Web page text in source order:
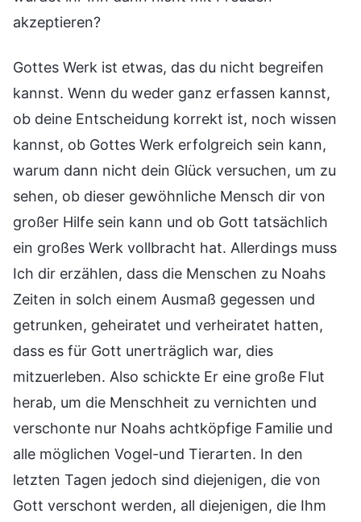
akzeptieren?
Gottes Werk ist etwas, das du nicht begreifen
kannst. Wenn du weder ganz erfassen kannst,
ob deine Entscheidung korrekt ist, noch wissen
kannst, ob Gottes Werk erfolgreich sein kann,
warum dann nicht dein Glück versuchen, um zu
sehen, ob dieser gewöhnliche Mensch dir von
großer Hilfe sein kann und ob Gott tatsächlich
ein großes Werk vollbracht hat. Allerdings muss
Ich dir erzählen, dass die Menschen zu Noahs
Zeiten in solch einem Ausmaß gegessen und
getrunken, geheiratet und verheiratet hatten,
dass es für Gott unerträglich war, dies
mitzuerleben. Also schickte Er eine große Flut
herab, um die Menschheit zu vernichten und
verschonte nur Noahs achtköpfige Familie und
alle möglichen Vogel-und Tierarten. In den
letzten Tagen jedoch sind diejenigen, die von
Gott verschont werden, all diejenigen, die Ihm